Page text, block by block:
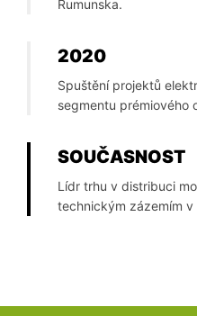
Rumunska.
2020
Spuštění projektů
segmentu prémiového
SOUČASNOST
Lídr trhu v distribuci
technickým zázemím v